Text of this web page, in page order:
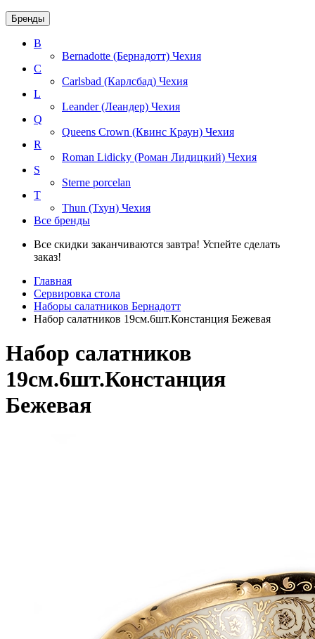
Бренды
B
Bernadotte (Бернадотт) Чехия
C
Carlsbad (Карлсбад) Чехия
L
Leander (Леандер) Чехия
Q
Queens Crown (Квинс Краун) Чехия
R
Roman Lidicky (Роман Лидицкий) Чехия
S
Sterne porcelan
T
Thun (Тхун) Чехия
Все бренды
Все скидки заканчиваются завтра! Успейте сделать
заказ!
Главная
Сервировка стола
Наборы салатников Бернадотт
Набор салатников 19см.6шт.Констанция Бежевая
Набор салатников
19см.6шт.Констанция
Бежевая